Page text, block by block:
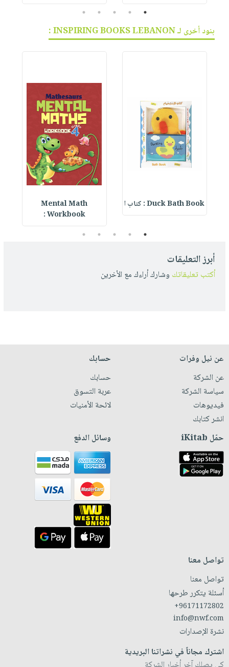
1
2
3
4
5
بنود أخرى لـ INSPIRING BOOKS LEBANON :
Duck Bath Book : كتاب ا
Mental Math
Workbook :
1
2
3
4
5
أبرز التعليقات
أكتب تعليقاتك وشارك أراءك مع الأخرين
عن نيل وفرات
عن الشركة
سياسة الشركة
فيديوهات
انشر كتابك
حسابك
حسابك
عربة التسوق
لائحة الأمنيات
حمّل iKitab وسائل الدفع
تواصل معنا
تواصل معنا
أسئلة يتكرر طرحها
+96171172802
info@nwf.com
نشرة الإصدارات
اشترك مجاناً في نشراتنا البريدية